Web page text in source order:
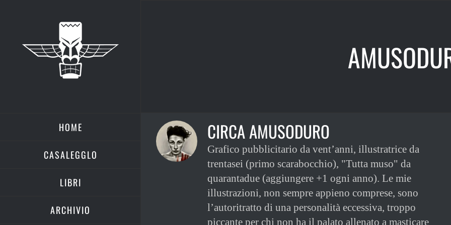
HOME
CASALEGGLO
LIBRI
ARCHIVIO
CIRCA AMUSODURO
Grafico pubblicitario da vent’anni, illustratrice da
trentasei (primo scarabocchio), "Tutta muso" da
quarantadue (aggiungere +1 ogni anno). Le mie
illustrazioni, non sempre appieno comprese, sono
l’autoritratto di una personalità eccessiva, troppo
piccante per chi non ha il palato allenato a masticare